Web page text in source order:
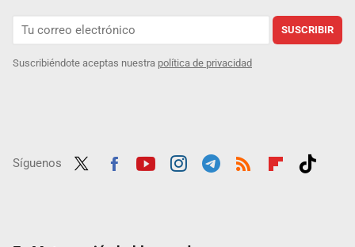
SUSCRIBIR
Suscribiéndote aceptas nuestra política de privacidad
Síguenos